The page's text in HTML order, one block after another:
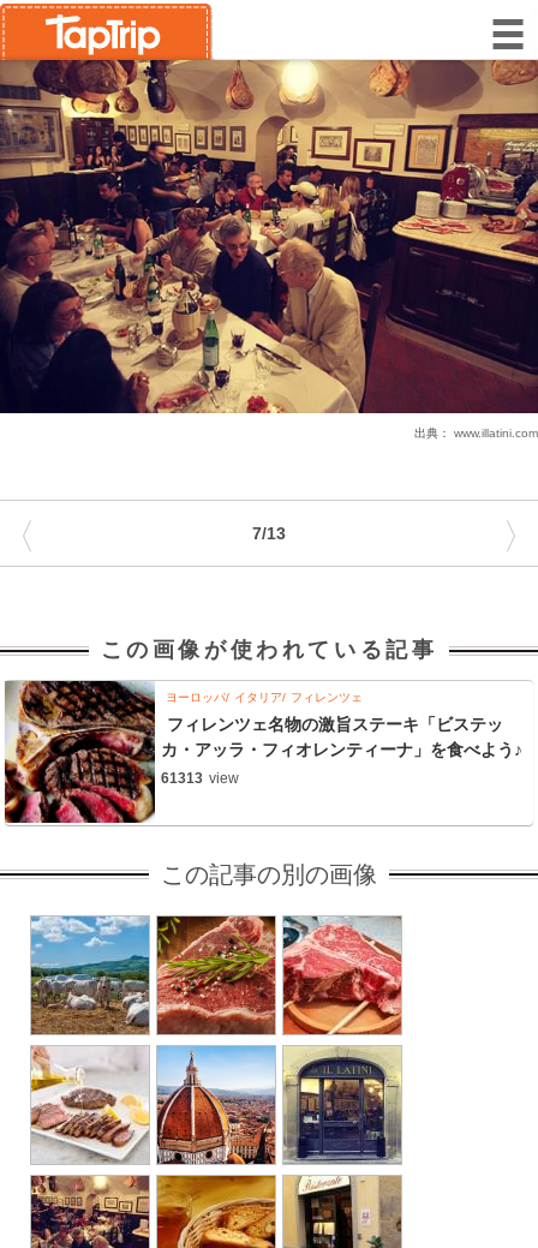
出典： www.illatini.com
7/13
〈 〉
この画像が使われている記事
ヨーロッパ イタリア フィレンツェ
フィレンツェ名物の激旨ステーキ「ビステッ
カ・アッラ・フィオレンティーナ」を食べよう♪
61313 view
この記事の別の画像